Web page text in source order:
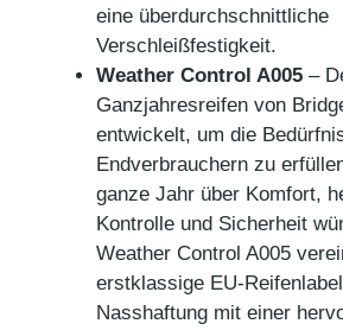
eine überdurchschnittliche
Verschleißfestigkeit.
Weather Control A005 –
Ganzjahresreifen von
entwickelt, um die
Endverbrauchern zu
ganze Jahr über Komfort,
Kontrolle und Sicherheit
Weather Control A005
erstklassige EU-
Nasshaftung mit einer